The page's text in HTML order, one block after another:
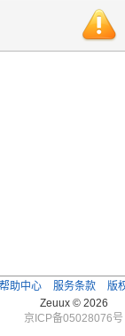
帮助中心 服务条款 版
Zeuux © 2026
京ICP备05028076号